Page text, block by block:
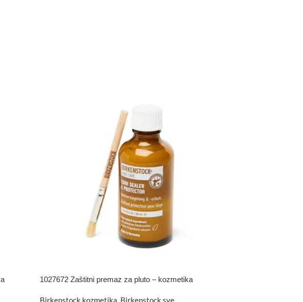
1027672 Zaštitni premaz za pluto – kozmetika
Birkenstock kozmetika, Birkenstock sve